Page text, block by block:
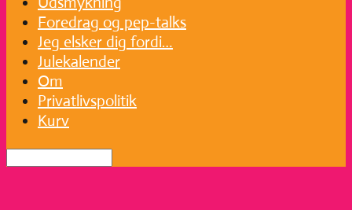
Foredrag og pep-talks
Jeg elsker dig fordi…
Julekalender
Om
Privatlivspolitik
Kurv